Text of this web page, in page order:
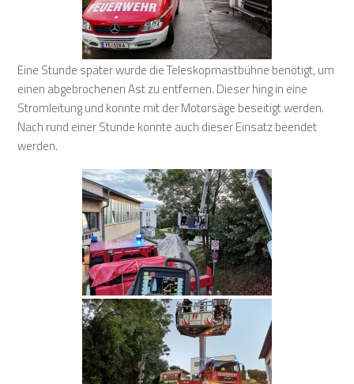
Eine Stunde später wurde die Teleskopmastbühne benötigt, um
einen abgebrochenen Ast zu entfernen. Dieser hing in eine
Stromleitung und konnte mit der Motorsäge beseitigt werden.
Nach rund einer Stunde konnte auch dieser Einsatz beendet
werden.